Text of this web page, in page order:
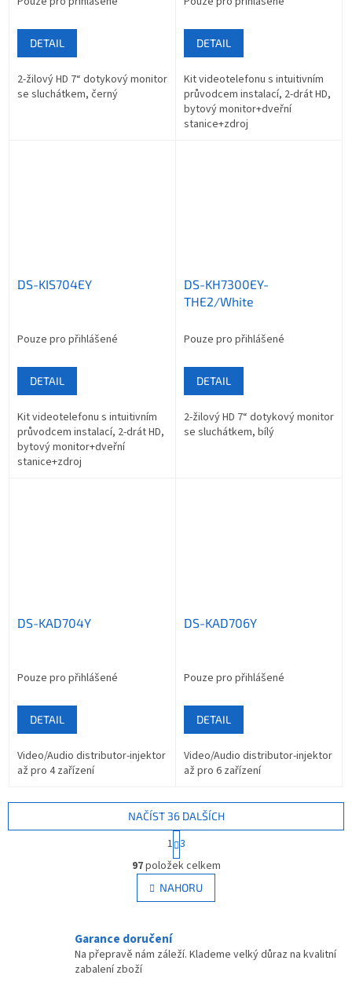
DETAIL
2-žilový HD 7“ dotykový monitor
se sluchátkem, černý
DETAIL
Kit videotelefonu s intuitivním
průvodcem instalací, 2-drát HD,
bytový monitor+dveřní
stanice+zdroj
DS-KIS704EY
Pouze pro přihlášené
DETAIL
Kit videotelefonu s intuitivním
průvodcem instalací, 2-drát HD,
bytový monitor+dveřní
stanice+zdroj
DS-KH7300EY-
THE2/White
Pouze pro přihlášené
DETAIL
2-žilový HD 7“ dotykový monitor
se sluchátkem, bílý
DS-KAD704Y
Pouze pro přihlášené
DETAIL
Video/Audio distributor-injektor
až pro 4 zařízení
DS-KAD706Y
Pouze pro přihlášené
DETAIL
Video/Audio distributor-injektor
až pro 6 zařízení
O
v
l
á
c
í
NAČÍST 36 DALŠÍCH
S
t
r
á
n
k
n
1 3
97položek celkem
NAHORU
Garance doručení
Na přepravě nám záleží. Klademe velký důraz na kvalitní
zabalení zboží